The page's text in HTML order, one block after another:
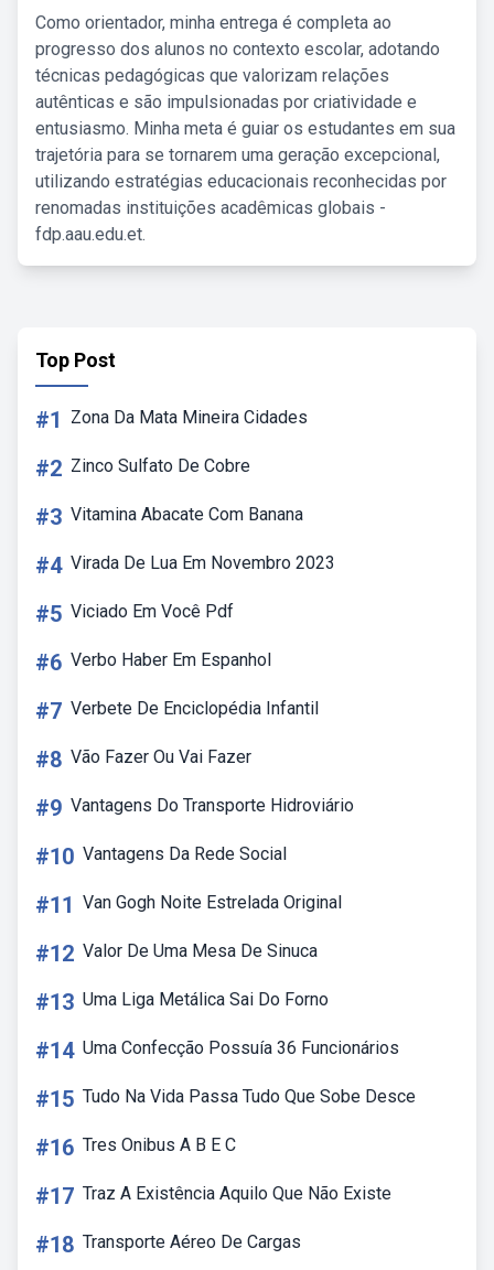
Como orientador, minha entrega é completa ao
progresso dos alunos no contexto escolar, adotando
técnicas pedagógicas que valorizam relações
autênticas e são impulsionadas por criatividade e
entusiasmo. Minha meta é guiar os estudantes em sua
trajetória para se tornarem uma geração excepcional,
utilizando estratégias educacionais reconhecidas por
renomadas instituições acadêmicas globais -
fdp.aau.edu.et.
Top Post
#1 Zona Da Mata Mineira Cidades
#2 Zinco Sulfato De Cobre
#3 Vitamina Abacate Com Banana
#4 Virada De Lua Em Novembro 2023
#5 Viciado Em Você Pdf
#6 Verbo Haber Em Espanhol
#7 Verbete De Enciclopédia Infantil
#8 Vão Fazer Ou Vai Fazer
#9 Vantagens Do Transporte Hidroviário
#10 Vantagens Da Rede Social
#11 Van Gogh Noite Estrelada Original
#12 Valor De Uma Mesa De Sinuca
#13 Uma Liga Metálica Sai Do Forno
#14 Uma Confecção Possuía 36 Funcionários
#15 Tudo Na Vida Passa Tudo Que Sobe Desce
#16 Tres Onibus A B E C
#17 Traz A Existência Aquilo Que Não Existe
#18 Transporte Aéreo De Cargas